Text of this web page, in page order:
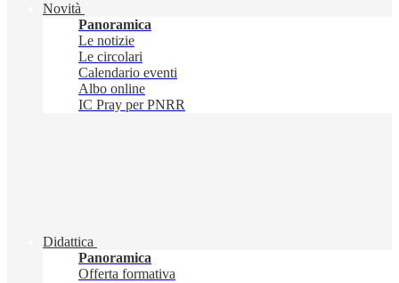
Novità
Panoramica
Le notizie
Le circolari
Calendario eventi
Albo online
IC Pray per PNRR
Didattica
Panoramica
Offerta formativa